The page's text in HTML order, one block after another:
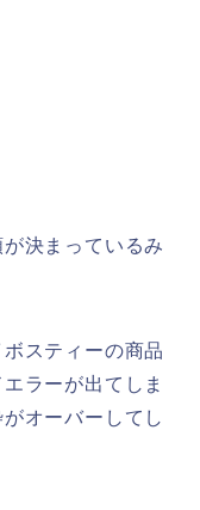
決まっているみ
スティーの商品
ラーが出てしま
オーバーしてし